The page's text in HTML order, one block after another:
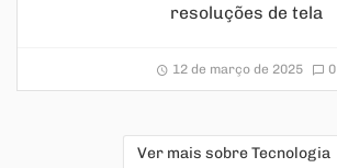
resoluções de tela
12 de março de 2025 0
Ver mais sobre Tecnologia